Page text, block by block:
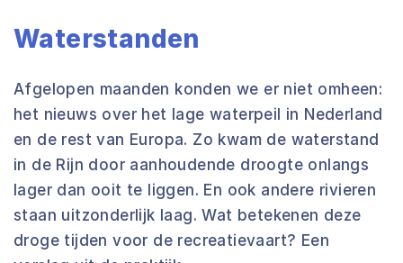
Waterstanden
Afgelopen maanden konden we er niet omheen:
het nieuws over het lage waterpeil in Nederland
en de rest van Europa. Zo kwam de waterstand
in de Rijn door aanhoudende droogte onlangs
lager dan ooit te liggen. En ook andere rivieren
staan uitzonderlijk laag. Wat betekenen deze
droge tijden voor de recreatievaart? Een